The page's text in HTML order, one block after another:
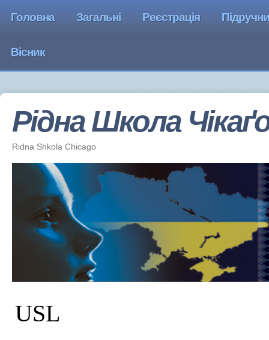
Головна Загальні Реєстрація
Вісник
Рідна Школа
Ridna Shkola Chicago
USL